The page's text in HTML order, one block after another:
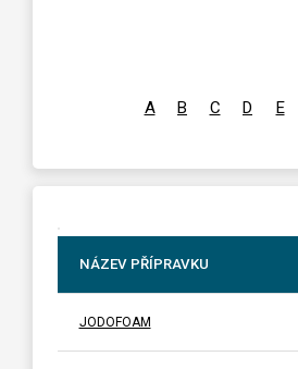
A B C D E
NÁZEV PŘÍPRAVKU
JODOFOAM